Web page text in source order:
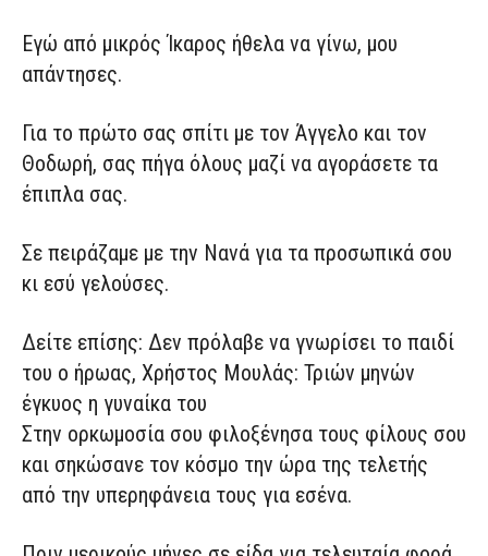
Εγώ από μικρός Ίκαρος ήθελα να γίνω, μου
απάντησες.
Για το πρώτο σας σπίτι με τον Άγγελο και τον
Θοδωρή, σας πήγα όλους μαζί να αγοράσετε τα
έπιπλα σας.
Σε πειράζαμε με την Νανά για τα προσωπικά σου
κι εσύ γελούσες.
Δείτε επίσης: Δεν πρόλαβε να γνωρίσει το παιδί
του ο ήρωας, Χρήστος Μουλάς: Τριών μηνών
έγκυος η γυναίκα του
Στην ορκωμοσία σου φιλοξένησα τους φίλους σου
και σηκώσανε τον κόσμο την ώρα της τελετής
από την υπερηφάνεια τους για εσένα.